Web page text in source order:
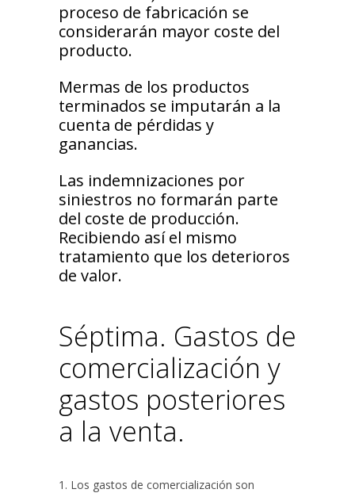
proceso de fabricación se
considerarán mayor coste del
producto.
Mermas de los productos
terminados se imputarán a la
cuenta de pérdidas y
ganancias.
Las indemnizaciones por
siniestros no formarán parte
del coste de producción.
Recibiendo así el mismo
tratamiento que los deterioros
de valor.
Séptima. Gastos de
comercialización y
gastos posteriores
a la venta.
1. Los gastos de comercialización son